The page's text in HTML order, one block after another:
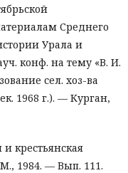
Среднего
Урала и
конф. на тему «В. И.
сел. хоз-ва
1968 г.). — Курган,
крестьянская
1984. — Вып. 111.